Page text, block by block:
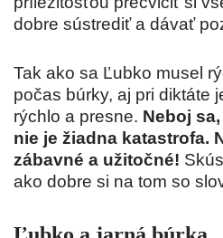
dobre sústrediť a dávať
Tak ako sa Ľubko musel
počas búrky, aj pri diktáte
rýchlo a presne. Neboj
nie je žiadna katastrofa.
zábavné a užitočné!
ako dobre si na tom so